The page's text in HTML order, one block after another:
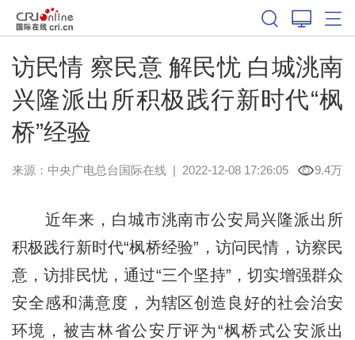
访民情 察民意 解民忧 白城洮南
兴隆派出所积极践行新时代“枫
桥”经验
来源：中央广电总台国际在线| 2022-12-08 17:26:05 9.4万
近年来，白城市洮南市公安局兴隆派出所
积极践行新时代“枫桥经验”，访问民情，访察民
意，访排民忧，通过“三个坚持”，切实增强群众
安全感和满意度，为辖区创造良好的社会治安
环境，被吉林省公安厅评为“枫桥式公安派出